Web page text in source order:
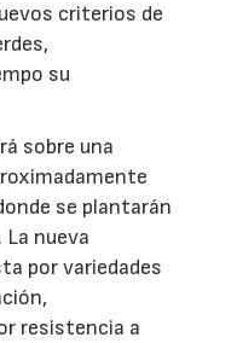
criterios de
su
sobre una
se plantarán
La nueva
por variedades
resistencia a